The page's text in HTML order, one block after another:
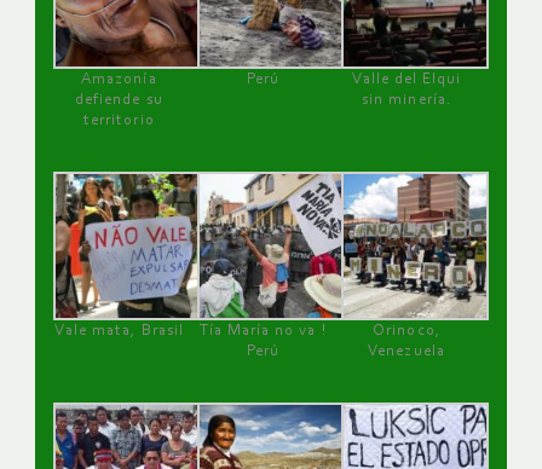
Amazonía
defiende su
territorio
Perú
Valle del Elqui
sin minería.
Vale mata, Brasil
Tía María no va !
Perú
Orinoco,
Venezuela